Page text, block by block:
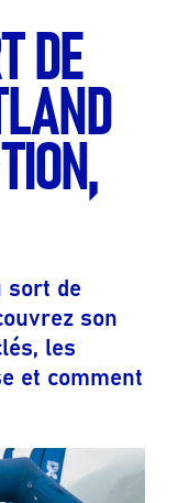
DE
sort de
son
les
et comment